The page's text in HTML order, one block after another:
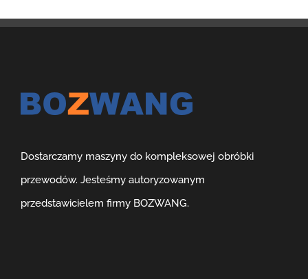
Dostarczamy maszyny do kompleksowej obróbki
przewodów. Jesteśmy autoryzowanym
przedstawicielem firmy BOZWANG.